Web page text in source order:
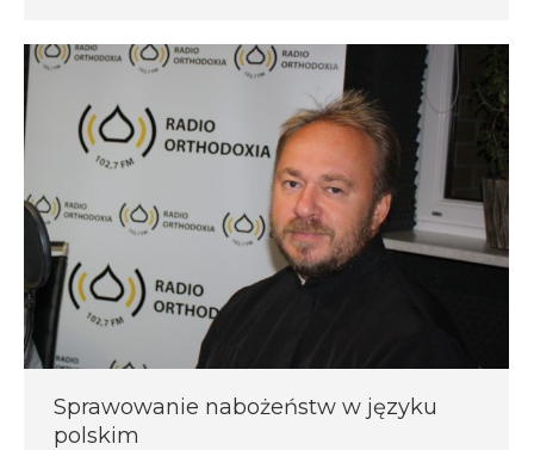
Sprawowanie nabożeństw w języku
polskim